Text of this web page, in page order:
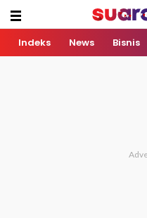
Indeks News Bisnis